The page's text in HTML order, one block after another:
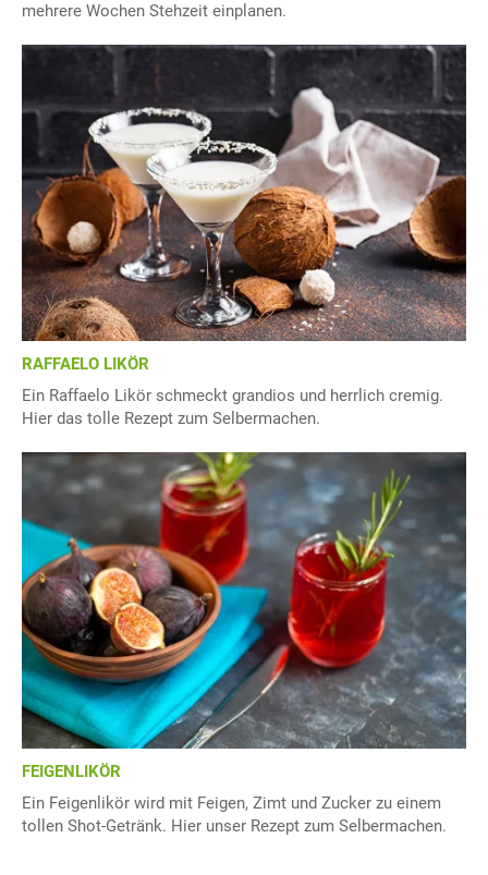
mehrere Wochen Stehzeit einplanen.
RAFFAELO LIKÖR
Ein Raffaelo Likör schmeckt grandios und herrlich cremig.
Hier das tolle Rezept zum Selbermachen.
FEIGENLIKÖR
Ein Feigenlikör wird mit Feigen, Zimt und Zucker zu einem
tollen Shot-Getränk. Hier unser Rezept zum Selbermachen.